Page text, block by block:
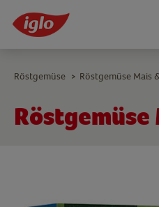
Röstgemüse > Röstgemüse Mais